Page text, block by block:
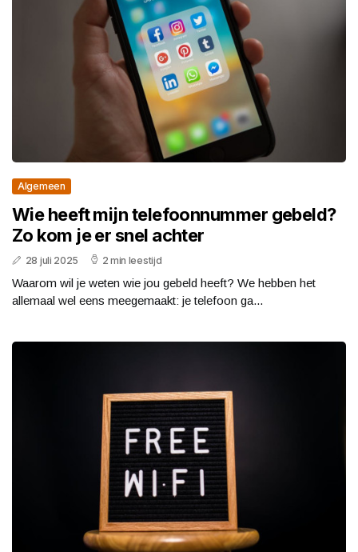
Algemeen
Wie heeft mijn telefoonnummer gebeld?
Zo kom je er snel achter
28 juli 2025 2 min leestijd
Waarom wil je weten wie jou gebeld heeft? We hebben het
allemaal wel eens meegemaakt: je telefoon ga...